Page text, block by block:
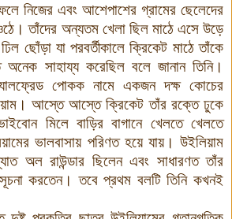
নিজের এবং আশেপাশের গ্রামের ছেলেদের
তাঁদের অন্যতম খেলা ছিল মাঠে এসে উড়ে
ছোঁড়া যা পরবর্তীকালে ক্রিকেট মাঠে তাঁকে
অনেক সাহায্য করেছিল বলে জানান তিনি।
পোকক নামে একজন দক্ষ কোচের
। আস্তে আস্তে ক্রিকেট তাঁর রক্তে ঢুকে
মিলে বাড়ির বাগানে খেলতে খেলতে
ভালবাসায় পরিণত হয়ে যায়। উইলিয়াম
অল রাউন্ডার ছিলেন এবং সাধারণত তাঁর
সূচনা করতেন। তবে প্রথম বলটি তিনি কখনই